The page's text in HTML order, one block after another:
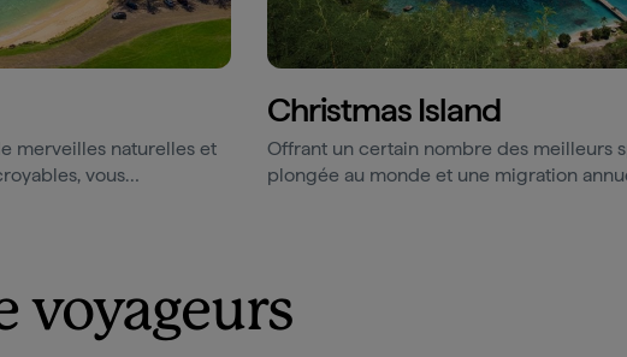
merveilles naturelles et
vous
Christmas Island
Offrant un certain nombre des meilleurs
plongée au monde et une migration
voyageurs